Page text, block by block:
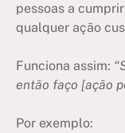
pessoas a
qualquer ação
Funciona assim:
então faço [ação
Por exemplo: